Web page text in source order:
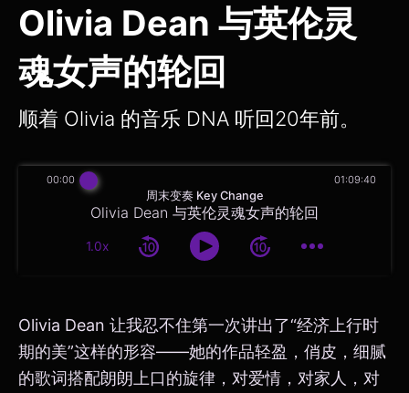
Olivia Dean 与英伦灵
魂女声的轮回
顺着 Olivia 的音乐 DNA 听回20年前。
周末变奏 Key Change
Olivia Dean 与英伦灵魂女声的轮回
1.0x
00:00 01:09:40
Olivia Dean 让我忍不住第一次讲出了“经济上行时
期的美”这样的形容——她的作品轻盈，俏皮，细腻
的歌词搭配朗朗上口的旋律，对爱情，对家人，对